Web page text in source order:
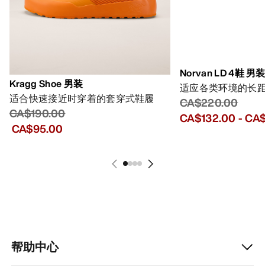
Kragg Shoe 男装
适合快速接近时穿着的套穿式鞋履
CA$190.00
CA$95.00
Norvan LD 4鞋 男装
适应各类环境的长
CA$220.00
CA$132.00 -
帮助中心